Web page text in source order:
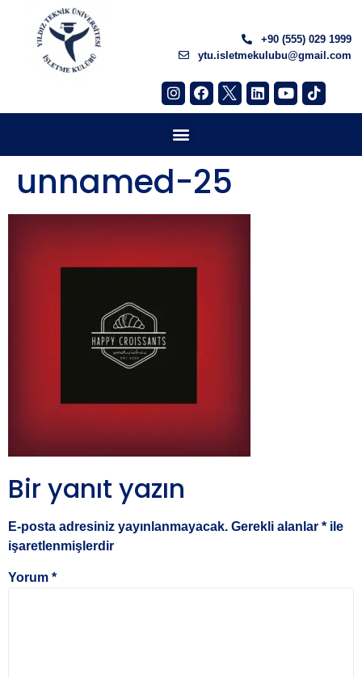
+90 (555) 029 1999
ytu.isletmekulubu@gmail.com
unnamed-25
Bir yanıt yazın
E-posta adresiniz yayınlanmayacak. Gerekli alanlar * ile
işaretlenmişlerdir
Yorum *